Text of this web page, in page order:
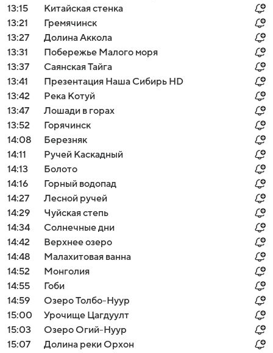
13:15
Китайская стенка
13:21
Гремячинск
13:27
Долина Аккола
13:31
Побережье Малого моря
13:37
Саянская Тайга
13:41
Презентация Наша Сибирь HD
13:42
Река Котуй
13:47
Лошади в горах
13:52
Горячинск
14:08
Березняк
14:11
Ручей Каскадный
14:13
Болото
14:16
Горный водопад
14:27
Лесной ручей
14:29
Чуйская степь
14:34
Солнечные дни
14:42
Верхнее озеро
14:48
Малахитовая ванна
14:52
Монголия
14:55
Гоби
14:59
Озеро Толбо-Нуур
15:00
Урочище Цагдуулт
15:03
Озеро Огий-Нуур
15:07
Долина реки Орхон